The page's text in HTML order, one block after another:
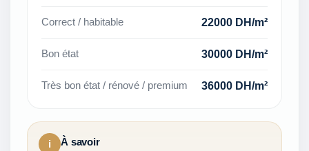
Correct / habitable 22000 DH/m²
Bon état 30000 DH/m²
Très bon état / rénové / premium 36000 DH/m²
i À savoir